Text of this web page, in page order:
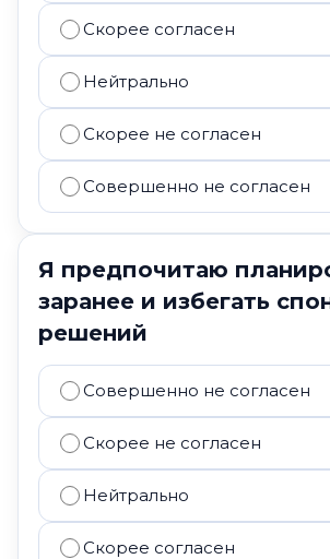
Скорее согласен
Нейтрально
Скорее не согласен
Совершенно не согласен
Я предпочитаю
заранее и избегать
решений
Совершенно не согласен
Скорее не согласен
Нейтрально
Скорее согласен